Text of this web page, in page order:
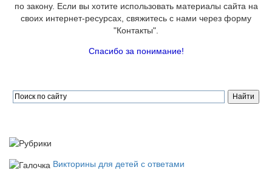
по закону. Если вы хотите использовать материалы сайта на
своих интернет-ресурсах, свяжитесь с нами через форму
"Контакты".
Спасибо за понимание!
Викторины для детей с ответами